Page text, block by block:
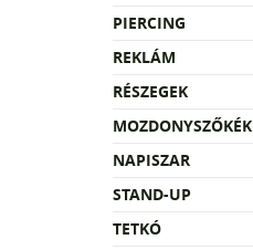
PIERCING
REKLÁM
RÉSZEGEK
MOZDONYSZŐKÉK
NAPISZAR
STAND-UP
TETKÓ